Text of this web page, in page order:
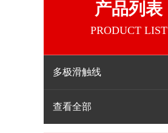
产品列表
PRODUCT LIST
多极滑触线
查看全部